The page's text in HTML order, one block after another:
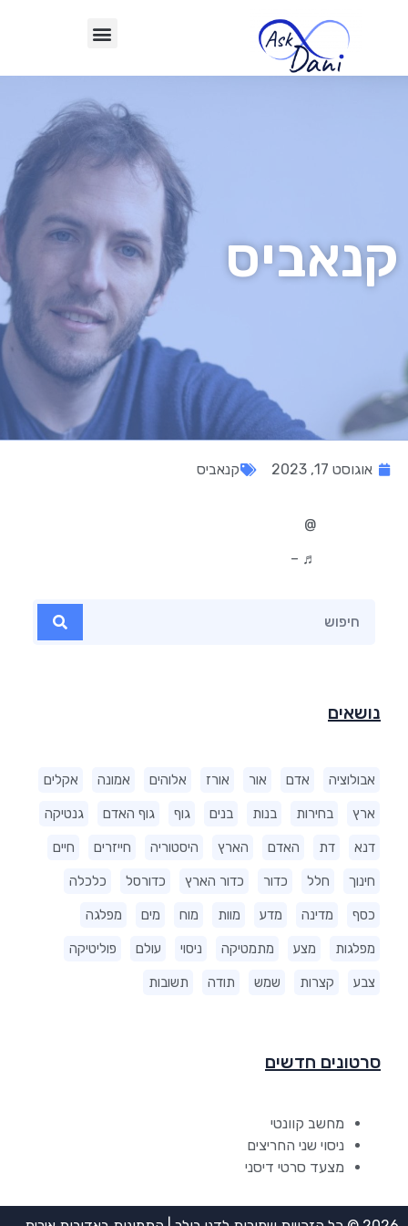
קנאביס
נושאים
אבולוציה אדם אור אורז אלוהים אמונה אקלים
ארץ בחירות בנות בנים גוף גוף האדם גנטיקה
דנא דת האדם הארץ היסטוריה חייזרים חיים
חינוך חלל כדור כדור הארץ כדורסל כלכלה
כסף מדינה מדע מוות מוח מים מפלגה
מפלגות מצע מתמטיקה ניסוי עולם פוליטיקה
צבע קצרות שמש תודה תשובות
סרטונים חדשים
מחשב קוונטי
ניסוי שני החריצים
מצעד סרטי דיסני
אוגוסט 17, 2023 קנאביס
@
♬ –